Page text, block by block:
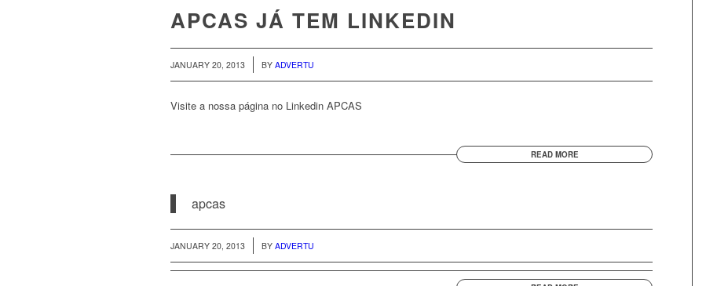
APCAS JÁ TEM LINKEDIN
JANUARY 20, 2013 BY ADVERTU
Visite a nossa página no Linkedin APCAS
READ MORE
apcas
JANUARY 20, 2013 BY ADVERTU